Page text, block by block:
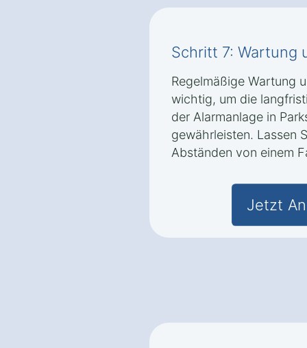
Schritt 7: Wartung
Regelmäßige Wartung
wichtig, um die
der Alarmanlage in
gewährleisten. Lassen
Abständen von einem
Jetzt